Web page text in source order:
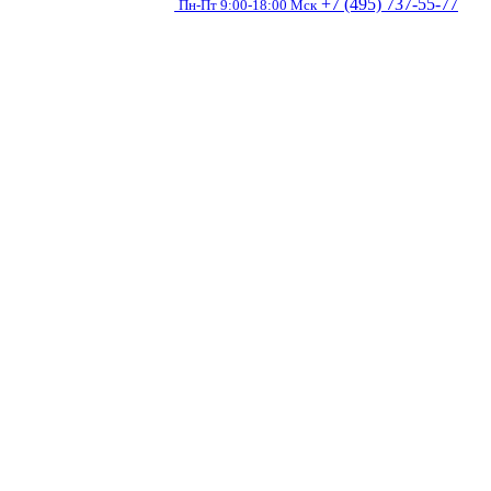
Пн-Пт 9:00-18:00 Мск +7 (495) 737-55-77